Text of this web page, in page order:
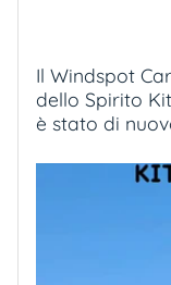
Il Windspot
dello Spirito
è stato di